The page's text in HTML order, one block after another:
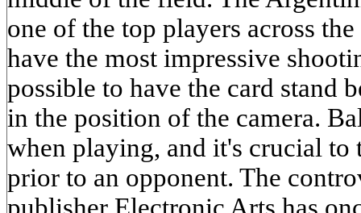
one of the top players across
have the most impressive
possible to have the card stand
in the position of the camera.
when playing, and it's crucial to
prior to an opponent. The